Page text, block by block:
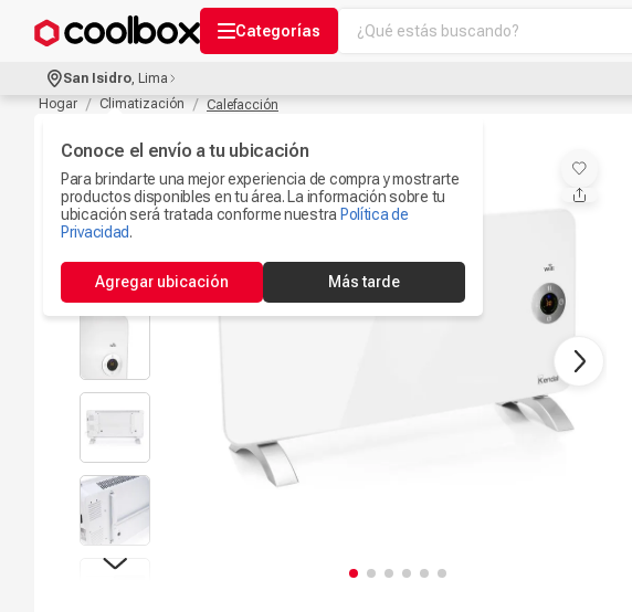
Categorías
¿Qué estás buscando?
3.
Ipad
Microfono
Iphone 17
San Isidro, Lima
Conoce el envío a tu ubicación
Para brindarte una mejor experiencia de compra y mostrarte
productos disponibles en tu área. La información sobre tu
ubicación será tratada conforme nuestra Política de
Privacidad.
Agregar ubicación Más tarde
Hogar
Climatización Calefacción